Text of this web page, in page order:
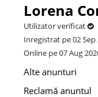
Lorena
Utilizator verificat
Inregistrat pe 02 Sep
Online pe 07 Aug
Alte anunturi
Reclamă anuntul